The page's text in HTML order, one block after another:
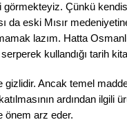
görmekteyiz. Çünkü
da eski Mısır
lazım. Hatta
kullandığı tarih
gizlidir. Ancak temel
ardından
önem arz eder.